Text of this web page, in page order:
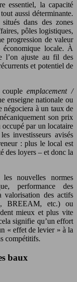
essentiel, la capacité
aussi déterminante.
dans des zones
pôles logistiques,
progression de valeur
économique locale. À
l’on ajuste au fil des
et potentiel de
coupleemplacement /
enseigne nationale ou
négociera à un taux de
son prix
par un locataire
investisseurs avisés
: plus le local est
des loyers – et donc la
nouvelles normes
performance des
valorisation des actifs
BREEAM, etc.) ou
mieux et plus vite
signifie qu’un effort
« effet de levier » à la
compétitifs.
baux